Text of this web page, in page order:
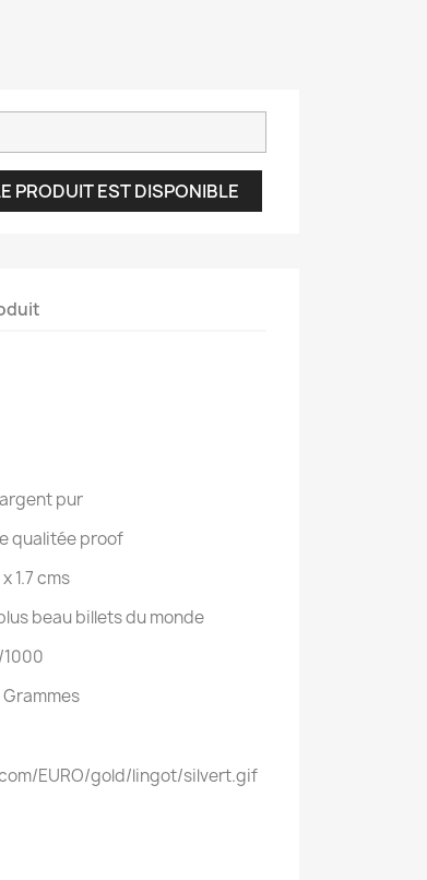
PRODUIT EST DISPONIBLE
pur
qualitée proof
1.7 cms
beau billets du monde